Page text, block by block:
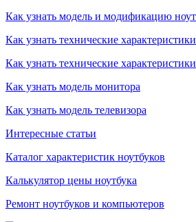
Как узнать модель и модификацию
Как узнать технические
Как узнать технические
Как узнать модель монитора
Как узнать модель телевизора
Интересные статьи
Каталог характеристик ноутбуков
Калькулятор цены ноутбука
Ремонт ноутбуков и компьютеров